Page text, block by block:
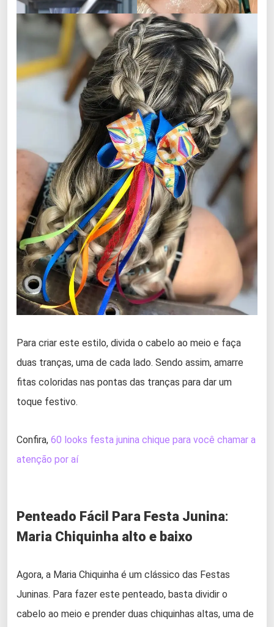
Para criar este estilo, divida o cabelo ao meio e faça
duas tranças, uma de cada lado. Sendo assim, amarre
fitas coloridas nas pontas das tranças para dar um
toque festivo.
Confira, 60 looks festa junina chique para você chamar a
atenção por aí
Penteado Fácil Para Festa Junina:
Maria Chiquinha alto e baixo
Agora, a Maria Chiquinha é um clássico das Festas
Juninas. Para fazer este penteado, basta dividir o
cabelo ao meio e prender duas chiquinhas altas, uma de